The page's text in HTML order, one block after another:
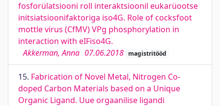
fosforülatsiooni roll interaktsioonil eukarüootse
initsiatsioonifaktoriga iso4G. Role of cocksfoot
mottle virus (CfMV) VPg phosphorylation in
interaction with eIFiso4G.
Akkerman, Anna 07.06.2018 magistritööd
15. Fabrication of Novel Metal, Nitrogen Co-
doped Carbon Materials based on a Unique
Organic Ligand. Uue orgaanilise ligandi